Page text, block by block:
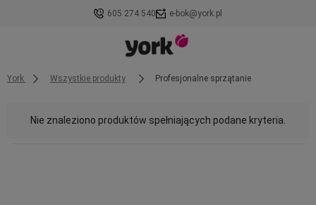
605 274 540 e-bok@york.pl
York Wszystkie produkty Profesjonalne sprzątanie
Nie znaleziono produktów spełniających podane kryteria.